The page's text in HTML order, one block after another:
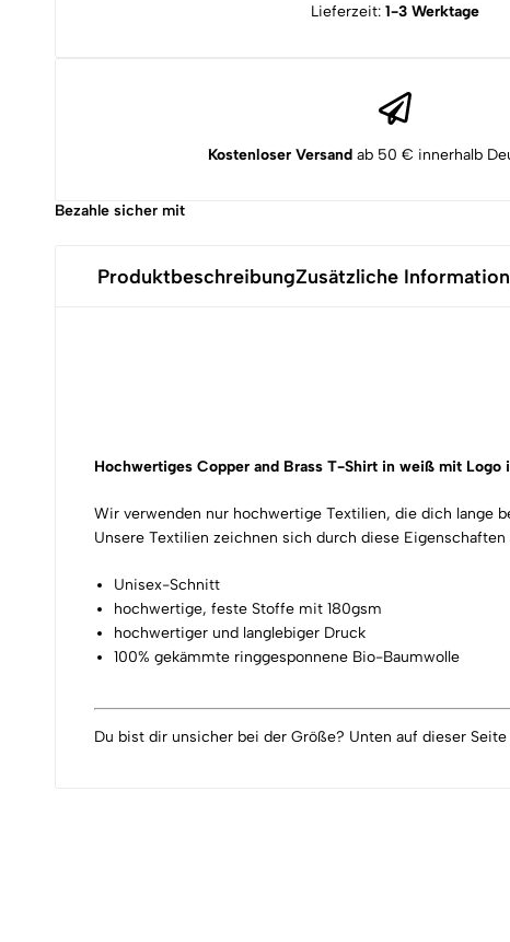
Lieferzeit: 1-3 Werktage
Kostenloser Versand ab 50 € innerhalb
Bezahle sicher mit
ProduktbeschreibungZusätzliche
Hochwertiges Copper and Brass T-Shirt in weiß mit Logo
Wir verwenden nur hochwertige Textilien, die dich lange
Unsere Textilien zeichnen sich durch diese Eigenschaften
Unisex-Schnitt
hochwertige, feste Stoffe mit 180gsm
hochwertiger und langlebiger Druck
100% gekämmte ringgesponnene Bio-Baumwolle
Du bist dir unsicher bei der Größe? Unten auf dieser